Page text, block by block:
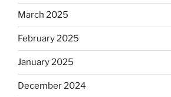
March 2025
February 2025
January 2025
December 2024